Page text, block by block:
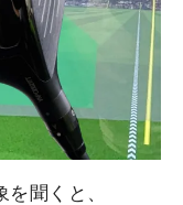
聞くと、